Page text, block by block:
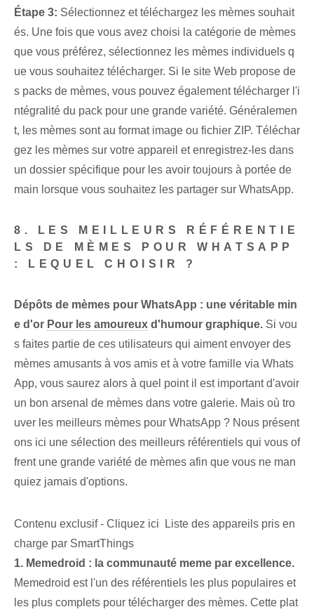
Étape 3: Sélectionnez et téléchargez les mèmes souhait
és. Une fois que vous avez choisi la catégorie de mèmes
que vous préférez, sélectionnez les mèmes individuels q
ue vous souhaitez télécharger. Si le site Web propose de
s packs de mèmes, vous pouvez également télécharger l'i
ntégralité du pack pour une grande variété. Généralemen
t, les mèmes sont au format image ou fichier ZIP. Téléchar
gez les mèmes sur votre appareil et enregistrez-les dans
un dossier spécifique pour les avoir toujours à portée de
main lorsque vous souhaitez les partager sur WhatsApp.
8. LES MEILLEURS RÉFÉRENTIE
LS DE MÈMES POUR WHATSAPP
: LEQUEL CHOISIR ?
Dépôts de mèmes pour WhatsApp : une véritable min
e d'or Pour les amoureux d'humour graphique. Si vou
s faites partie de ces utilisateurs qui aiment envoyer des
mèmes amusants à vos amis et à votre famille via Whats
App, vous saurez alors à quel point il est important d'avoir
un bon arsenal de mèmes dans votre galerie. Mais où tro
uver les meilleurs mèmes pour WhatsApp ? Nous présent
ons ici une sélection des meilleurs référentiels qui vous of
frent une grande variété de mèmes afin que vous ne man
quiez jamais d'options.
Contenu exclusif - Cliquez ici Liste des appareils pris en
charge par SmartThings
1. Memedroid : la communauté meme par excellence.
Memedroid est l'un des référentiels les plus populaires et
les plus complets pour télécharger des mèmes. Cette plat